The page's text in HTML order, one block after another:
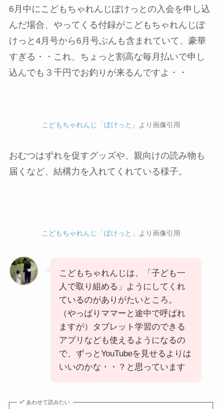
6月中にこどもちゃれんじぽけっとの入会を申し込
んだ場合、やってくる付録がこどもちゃれんじぽ
けっと4月号から6月号ぶんも含まれていて、豪華
すぎる・・これ、ちょっと割高な毎月払いで申し
込んでも３千円でお釣りが来るんですよ・・
こどもちゃれんじ「ぽけっと」 より画像引用
おむつはずれを促すグッズや、親向けの読み物も
届くなど、結構力を入れてくれている様子。
こどもちゃれんじ「ぽけっと」 より画像引用
こどもちゃれんじは、「子ども一
人で取り組める」ようにしてくれ
ているのがありがたいところ。
（やっぱりママーと途中で呼ばれ
ますが）タブレット学習のできる
アプリなども使えるようになるの
で、ずっとYouTubeを見せるよりは
いいのかな・・？と思っています
あわせて読みたい